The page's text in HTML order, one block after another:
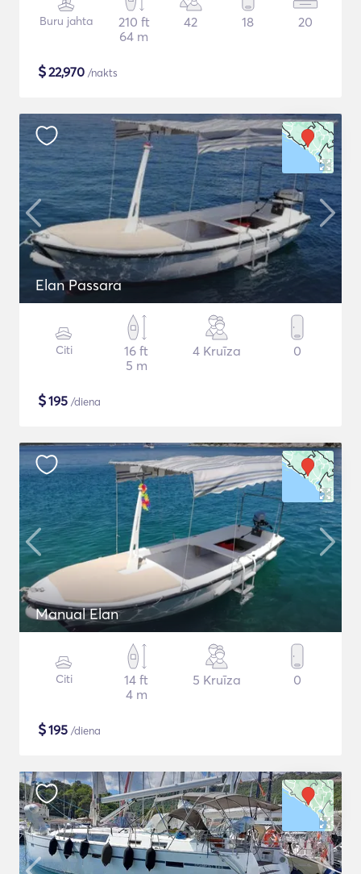
Buru jahta
210 ft
64 m
42 18 20
$22,970 /nakts
Elan Passara
Citi
16 ft
5 m
4 Kruīza 0
$195 /diena
Manual Elan
Citi
14 ft
4 m
5 Kruīza 0
$195 /diena